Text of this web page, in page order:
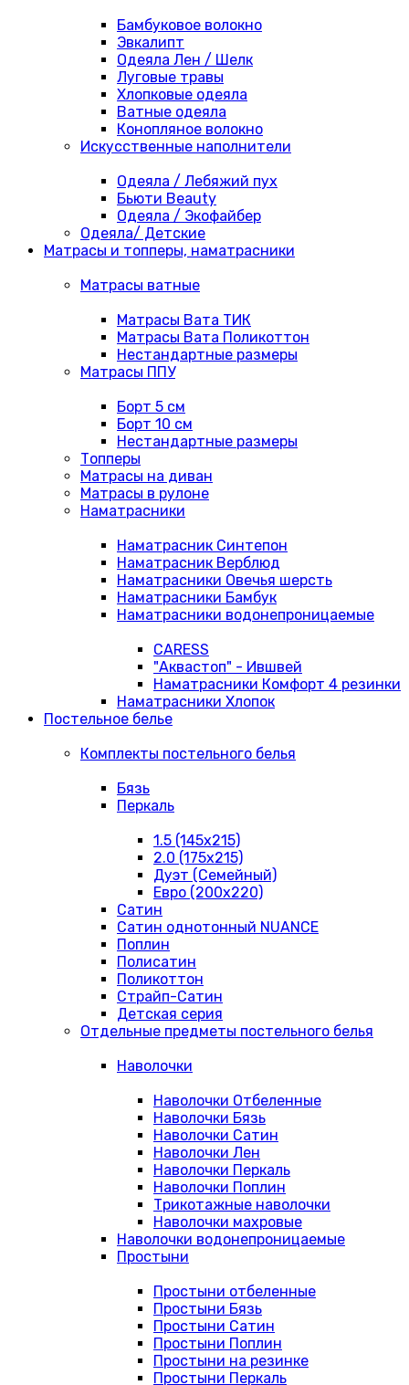
Бамбуковое волокно
Эвкалипт
Одеяла Лен / Шелк
Луговые травы
Хлопковые одеяла
Ватные одеяла
Конопляное волокно
Искусственные наполнители
Одеяла / Лебяжий пух
Бьюти Beauty
Одеяла / Экофайбер
Одеяла/ Детские
Матрасы и топперы, наматрасники
Матрасы ватные
Матрасы Вата ТИК
Матрасы Вата Поликоттон
Нестандартные размеры
Матрасы ППУ
Борт 5 см
Борт 10 см
Нестандартные размеры
Топперы
Матрасы на диван
Матрасы в рулоне
Наматрасники
Наматрасник Синтепон
Наматрасник Верблюд
Наматрасники Овечья шерсть
Наматрасники Бамбук
Наматрасники водонепроницаемые
CARESS
"Аквастоп" - Ившвей
Наматрасники Комфорт 4 резинки
Наматрасники Хлопок
Постельное белье
Комплекты постельного белья
Бязь
Перкаль
1.5 (145х215)
2.0 (175х215)
Дуэт (Семейный)
Евро (200х220)
Сатин
Сатин однотонный NUANCE
Поплин
Полисатин
Поликоттон
Страйп-Сатин
Детская серия
Отдельные предметы постельного белья
Наволочки
Наволочки Отбеленные
Наволочки Бязь
Наволочки Сатин
Наволочки Лен
Наволочки Перкаль
Наволочки Поплин
Трикотажные наволочки
Наволочки махровые
Наволочки водонепроницаемые
Простыни
Простыни отбеленные
Простыни Бязь
Простыни Сатин
Простыни Поплин
Простыни на резинке
Простыни Перкаль